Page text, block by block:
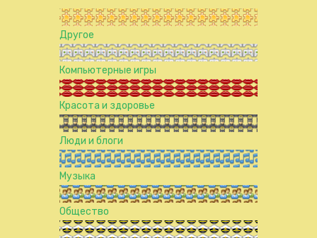
Другое
Компьютерные игры
Красота и здоровье
Люди и блоги
Музыка
Общество